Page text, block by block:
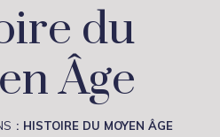
du
Âge
HISTOIRE DU MOYEN ÂGE